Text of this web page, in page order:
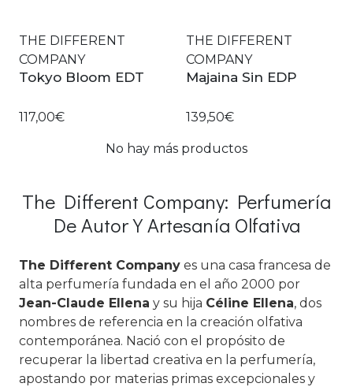
THE DIFFERENT
COMPANY
Tokyo Bloom EDT
117,00€
THE DIFFERENT
COMPANY
Majaina Sin EDP
139,50€
No hay más productos
The Different Company: Perfumería
De Autor Y Artesanía Olfativa
The Different Company es una casa francesa de
alta perfumería fundada en el año 2000 por
Jean-Claude Ellena y su hija Céline Ellena, dos
nombres de referencia en la creación olfativa
contemporánea. Nació con el propósito de
recuperar la libertad creativa en la perfumería,
apostando por materias primas excepcionales y